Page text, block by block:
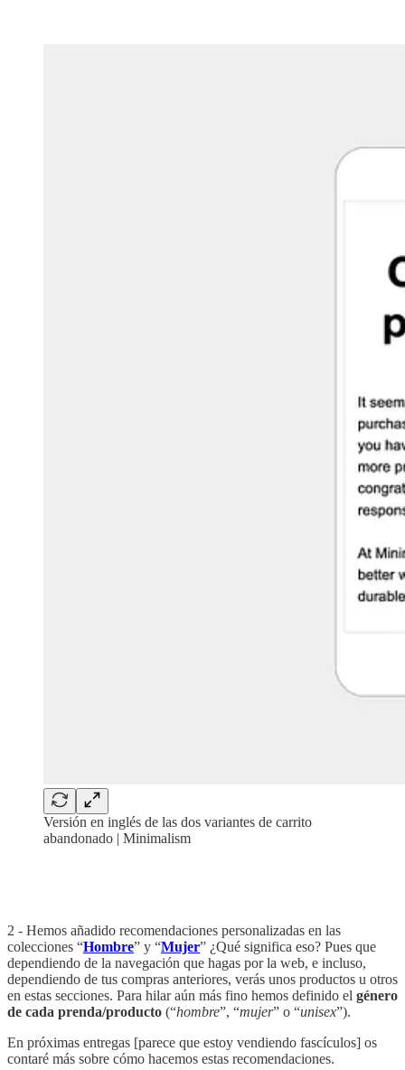
Versión en inglés de las dos variantes de carrito
abandonado | Minimalism
2 - Hemos añadido recomendaciones personalizadas en las
colecciones “Hombre” y “Mujer” ¿Qué significa eso? Pues que
dependiendo de la navegación que hagas por la web, e incluso,
dependiendo de tus compras anteriores, verás unos productos u otros
en estas secciones. Para hilar aún más fino hemos definido el género
de cada prenda/producto (“hombre”, “mujer” o “unisex”).
En próximas entregas [parece que estoy vendiendo fascículos] os